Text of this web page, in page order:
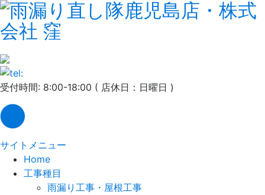
受付時間: 8:00-18:00 ( 店休日：日曜日 )
サイトメニュー
Home
工事種目
雨漏り工事・屋根工事